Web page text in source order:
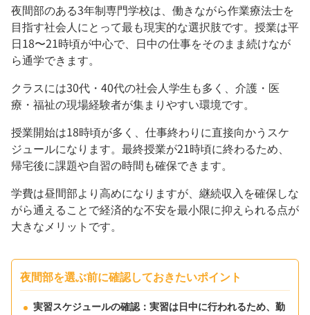
夜間部のある3年制専門学校は、働きながら作業療法士を
目指す社会人にとって最も現実的な選択肢です。授業は平
日18〜21時頃が中心で、日中の仕事をそのまま続けなが
ら通学できます。
クラスには30代・40代の社会人学生も多く、介護・医
療・福祉の現場経験者が集まりやすい環境です。
授業開始は18時頃が多く、仕事終わりに直接向かうスケ
ジュールになります。最終授業が21時頃に終わるため、
帰宅後に課題や自習の時間も確保できます。
学費は昼間部より高めになりますが、継続収入を確保しな
がら通えることで経済的な不安を最小限に抑えられる点が
大きなメリットです。
夜間部を選ぶ前に確認しておきたいポイント
実習スケジュールの確認：実習は日中に行われるため、勤